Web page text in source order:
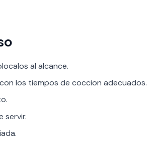
al alcance.
los tiempos de coccion adecuados.
servir.